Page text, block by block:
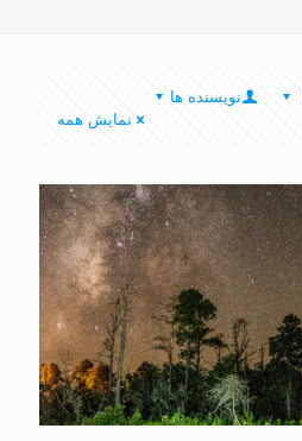
نویسنده ها
نمایش همه